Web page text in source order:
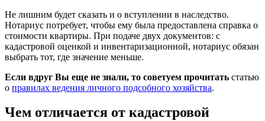
Не лишним будет сказать и о вступлении в наследство.
Нотариус потребует, чтобы ему была предоставлена справка о
стоимости квартиры. При подаче двух документов: с
кадастровой оценкой и инвентаризационной, нотариус обязан
выбрать тот, где значение меньше.
Если вдруг Вы еще не знали, то советуем прочитать статью
о правилах ведения личного подсобного хозяйства.
Чем отличается от кадастровой